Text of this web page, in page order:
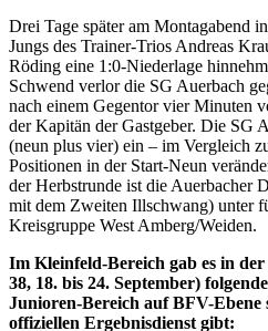
Drei Tage später am Montagabend
Jungs des Trainer-Trios Andreas
Röding eine 1:0-Niederlage
Schwend verlor die SG Auerbach
nach einem Gegentor vier Minuten
der Kapitän der Gastgeber. Die SG
(neun plus vier) ein – im Vergleich
Positionen in der Start-Neun
der Herbstrunde ist die Auerbacher
mit dem Zweiten Illschwang) unter
Kreisgruppe West Amberg/Weiden.
Im Kleinfeld-Bereich gab es in
38, 18. bis 24. September)
Junioren-Bereich auf BFV-Ebene
offiziellen Ergebnisdienst gibt: